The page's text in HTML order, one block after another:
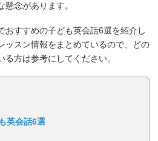
念があります。
おすすめの子ども英会話6選を紹介し
ッスン情報をまとめているので、どの
方は参考にしてください。
英会話6選